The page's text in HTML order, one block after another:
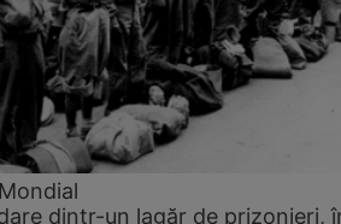
dintr-un lagăr de prizonieri,